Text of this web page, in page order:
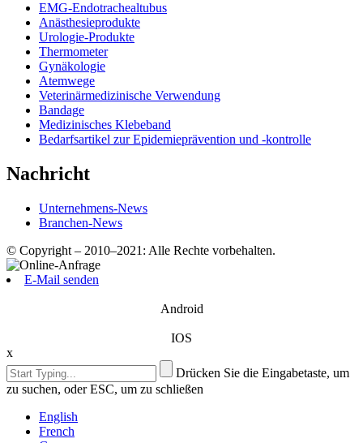
EMG-Endotrachealtubus
Anästhesieprodukte
Urologie-Produkte
Thermometer
Gynäkologie
Atemwege
Veterinärmedizinische Verwendung
Bandage
Medizinisches Klebeband
Bedarfsartikel zur Epidemieprävention und -kontrolle
Nachricht
Unternehmens-News
Branchen-News
© Copyright – 2010–2021: Alle Rechte vorbehalten.
E-Mail senden
Android
IOS
x
Drücken Sie die Eingabetaste, um
zu suchen, oder ESC, um zu schließen
English
French